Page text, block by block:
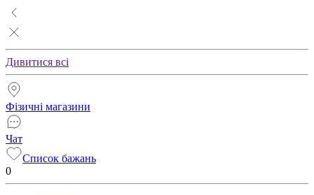
Дивитися всі
Фізичні магазини
Чат
Список бажань
0